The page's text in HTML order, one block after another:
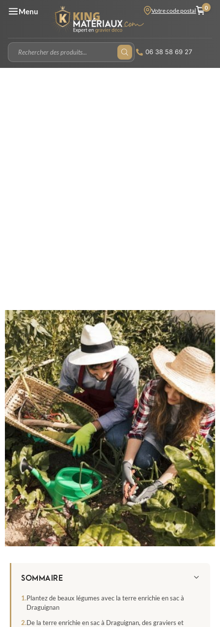
Menu Votre code postal 0
06 38 58 69 27
SOMMAIRE
Plantez de beaux légumes avec la terre enrichie en sac à
Draguignan
De la terre enrichie en sac à Draguignan, des graviers et